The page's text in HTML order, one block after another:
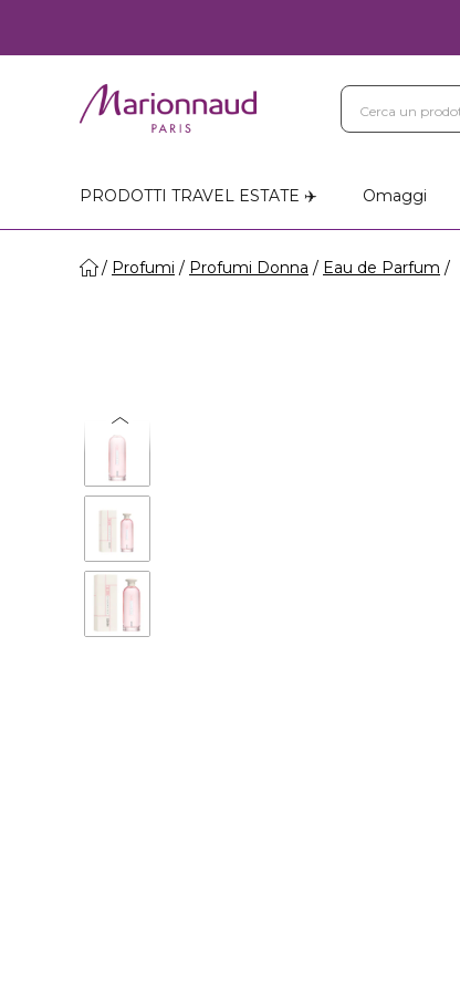
PRODOTTI TRAVEL ESTATE ✈️ Omaggi
Profumi Profumi Donna Eau de Parfum